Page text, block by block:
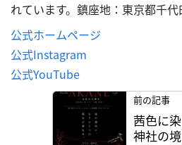
れています。鎮座地：東京都千代
公式ホームページ
公式Instagram
公式YouTube
前の記事
茜色に
神社の